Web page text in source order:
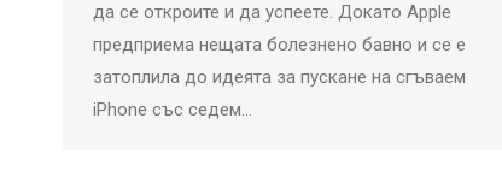
да се откроите и да успеете. Докато Apple
предприема нещата болезнено бавно и се е
затоплила до идеята за пускане на сгъваем
iPhone със седем…